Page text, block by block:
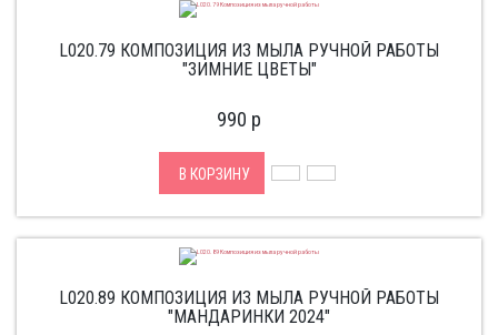
L020.79 КОМПОЗИЦИЯ ИЗ МЫЛА РУЧНОЙ РАБОТЫ
"ЗИМНИЕ ЦВЕТЫ"
990 p
В КОРЗИНУ
L020.89 КОМПОЗИЦИЯ ИЗ МЫЛА РУЧНОЙ РАБОТЫ
"МАНДАРИНКИ 2024"